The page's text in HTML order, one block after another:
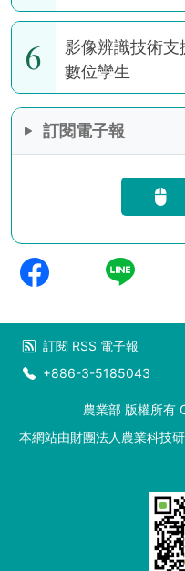
6
影像辨識技術支
數位孿生
訂閱電子報
訂閱 RSS 電子報
+886-3-5185043
農業部 版權所
本網站由財團法人農業科技